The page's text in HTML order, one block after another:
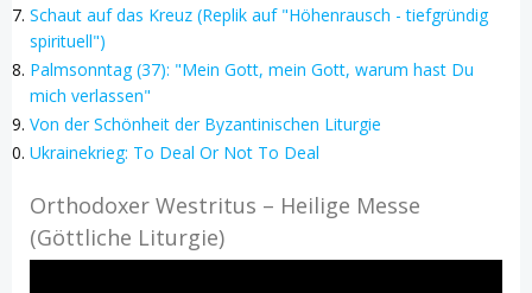
Schaut auf das Kreuz (Replik auf "Höhenrausch - tiefgründig
spirituell")
Palmsonntag (37): "Mein Gott, mein Gott, warum hast Du
mich verlassen"
Von der Schönheit der Byzantinischen Liturgie
Ukrainekrieg: To Deal Or Not To Deal
Orthodoxer Westritus – Heilige Messe
(Göttliche Liturgie)